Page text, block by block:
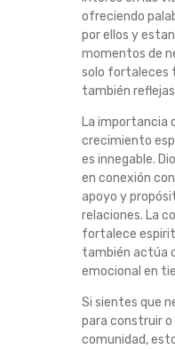
ofreciendo
por ellos y
momentos de
solo fortaleces
también
La importancia
crecimiento
es innegable.
en conexión
apoyo y
relaciones. La
fortalece
también actúa
emocional en
Si sientes que
para construir
comunidad,